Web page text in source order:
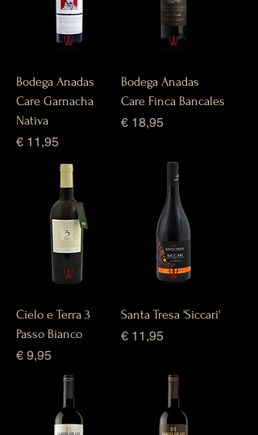
Bodega Anadas
Care Garnacha
Nativa
Prijs
€ 11,95
Bodega Anadas
Care Finca Bancales
Prijs
€ 18,95
Cielo e Terra 3
Passo Bianco
Prijs
€ 9,95
Santa Tresa 'Siccari'
Prijs
€ 11,95